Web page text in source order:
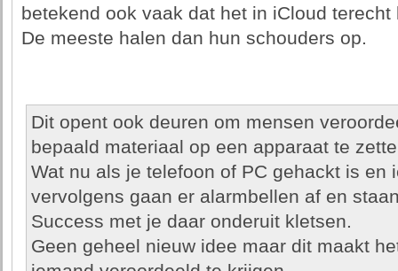
betekend ook vaak dat het in iCloud terecht
De meeste halen dan hun schouders op.
Dit opent ook deuren om mensen
bepaald materiaal op een apparaat te
Wat nu als je telefoon of PC gehackt is en
vervolgens gaan er alarmbellen af en
Success met je daar onderuit kletsen.
Geen geheel nieuw idee maar dit maakt